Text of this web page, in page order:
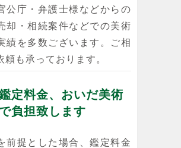
公庁・弁護士様などからの
却・相続案件などでの美術
績を多数ございます。ご相
頼も承っております。
定料金、おいだ美術
で負担致します
前提とした場合、鑑定料金